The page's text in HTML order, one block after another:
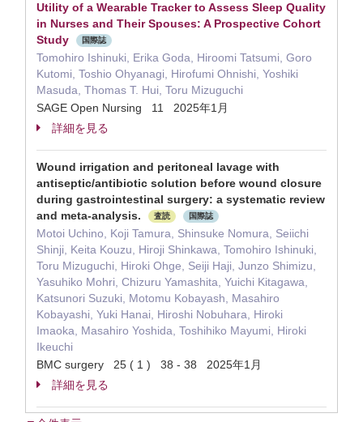
Utility of a Wearable Tracker to Assess Sleep Quality
in Nurses and Their Spouses: A Prospective Cohort
Study
国際誌
Tomohiro Ishinuki, Erika Goda, Hiroomi Tatsumi, Goro
Kutomi, Toshio Ohyanagi, Hirofumi Ohnishi, Yoshiki
Masuda, Thomas T. Hui, Toru Mizuguchi
SAGE Open Nursing 11 2025年1月
詳細を見る
Wound irrigation and peritoneal lavage with
antiseptic/antibiotic solution before wound closure
during gastrointestinal surgery: a systematic review
and meta-analysis.
査読 国際誌
Motoi Uchino, Koji Tamura, Shinsuke Nomura, Seiichi
Shinji, Keita Kouzu, Hiroji Shinkawa, Tomohiro Ishinuki,
Toru Mizuguchi, Hiroki Ohge, Seiji Haji, Junzo Shimizu,
Yasuhiko Mohri, Chizuru Yamashita, Yuichi Kitagawa,
Katsunori Suzuki, Motomu Kobayash, Masahiro
Kobayashi, Yuki Hanai, Hiroshi Nobuhara, Hiroki
Imaoka, Masahiro Yoshida, Toshihiko Mayumi, Hiroki
Ikeuchi
BMC surgery 25 ( 1 ) 38 - 38 2025年1月
詳細を見る